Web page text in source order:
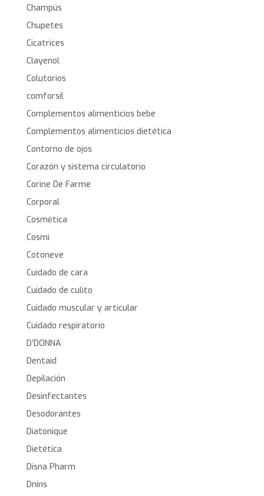
Champús
Chupetes
Cicatrices
Clayenol
Colutorios
comforsil
Complementos alimenticios bebe
Complementos alimenticios dietética
Contorno de ojos
Corazón y sistema circulatorio
Corine De Farme
Corporal
Cosmética
Cosmi
Cotoneve
Cuidado de cara
Cuidado de culito
Cuidado muscular y articular
Cuidado respiratorio
D’DONNA
Dentaid
Depilación
Desinfectantes
Desodorantes
Diatonique
Dietética
Disna Pharm
Dnins